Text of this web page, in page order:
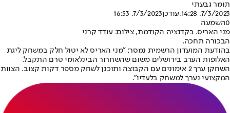
תומר גבעתי
7/3/2023, 14:28
,עודכן7/3/2023, 16:53
0השמעה
מני האריס. בקדנציה הקודמת, צילום: עודד קרני
הבכורה תחכה.
בהודעת המועדון הרשמית נמסר: "מני האריס לא יטול חלק במשחק ליגת
האלופות הערב בירושלים משום שהשחרור הבינלאומי טרם התקבל.
השחקן ערך 2 אימונים עם הקבוצה ותוכנן לשחק מספר דקות קצוב. הצוות
המקצועי נערך למשחק בלעדיו".